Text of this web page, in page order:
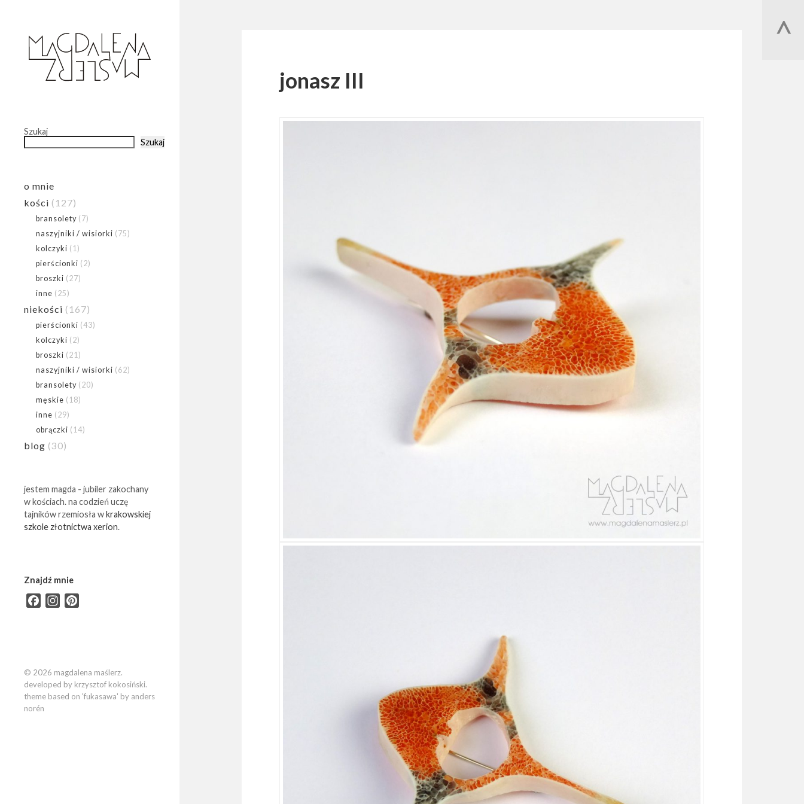
Szukaj
Szukaj
o mnie
kości (127)
bransolety (7)
naszyjniki / wisiorki (75)
kolczyki (1)
pierścionki (2)
broszki (27)
inne (25)
niekości (167)
pierścionki (43)
kolczyki (2)
broszki (21)
naszyjniki / wisiorki (62)
bransolety (20)
męskie (18)
inne (29)
obrączki (14)
blog (30)
jestem magda - jubiler zakochany
w kościach. na codzień uczę
tajników rzemiosła wkrakowskiej
szkole złotnictwa xerion.
Znajdź mnie
FacebookInstagram
© 2026 magdalena maślerz.
developed by krzysztof kokosiński.
theme based on 'fukasawa' by anders
norén
jonasz III